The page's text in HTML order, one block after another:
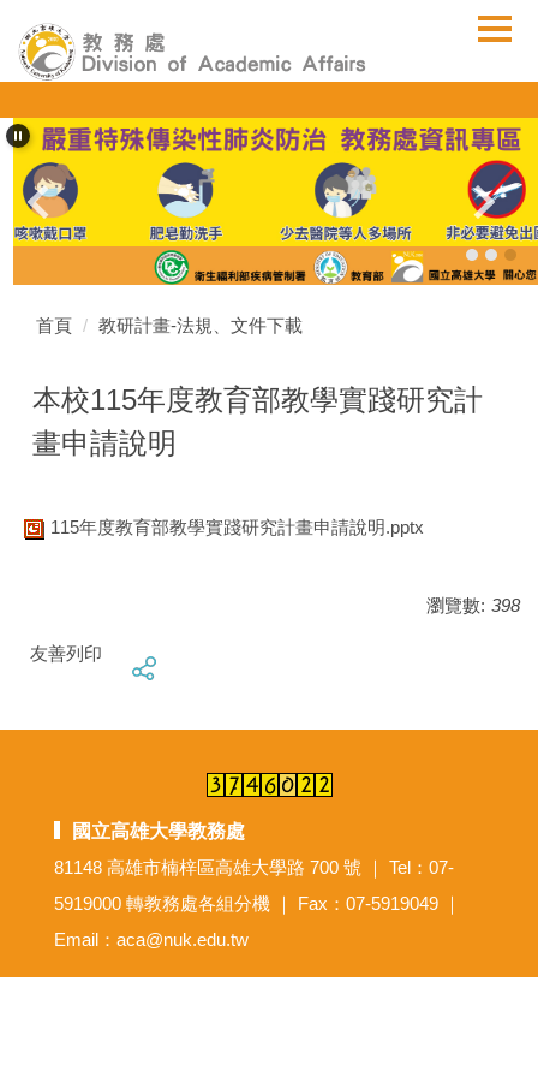
到
主
內
容
區
首頁 教研計畫-法規、文件下載
本校115年度教育部教學實踐研究計
畫申請說明
115年度教育部教學實踐研究計畫申請說明.pptx
瀏覽數: 398
友善列印
國立高雄大學教務處
81148 高雄市楠梓區高雄大學路 700 號 ｜ Tel：07-
5919000 轉教務處各組分機 ｜ Fax：07-5919049 ｜
Email：aca@nuk.edu.tw